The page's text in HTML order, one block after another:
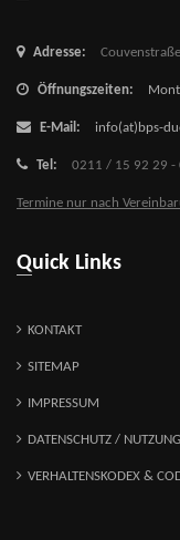
Adresse:
Öffnungszeiten:
E-Mail: info(at)bps-
Tel: 0211 / 15 92 29 -
Termine nur nach
Quick Links
KONTAKT
SITEMAP
IMPRESSUM
DATENSCHUTZ /
VERHALTENSKODEX &